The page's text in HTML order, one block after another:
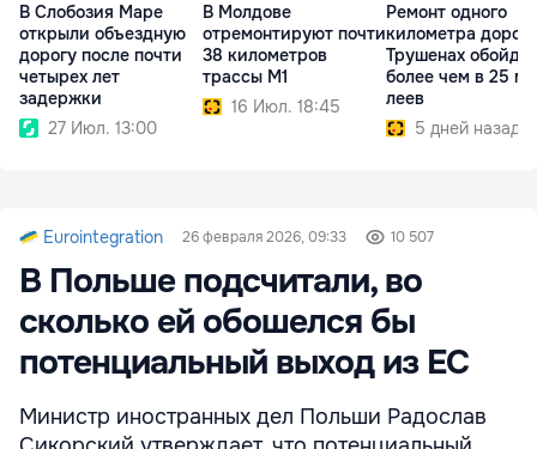
В Слобозия Маре
открыли объездную
дорогу после почти
четырех лет
задержки
27 Июл. 13:00
В Молдове
отремонтируют почти
38 километров
трассы M1
16 Июл. 18:45
Ремонт одного
километра
Трушенах
более чем в 25
леев
5 дней назад
Eurointegration 26 февраля 2026, 09:33 10 507
В Польше подсчитали, во
сколько ей обошелся бы
потенциальный выход из ЕС
Министр иностранных дел Польши Радослав